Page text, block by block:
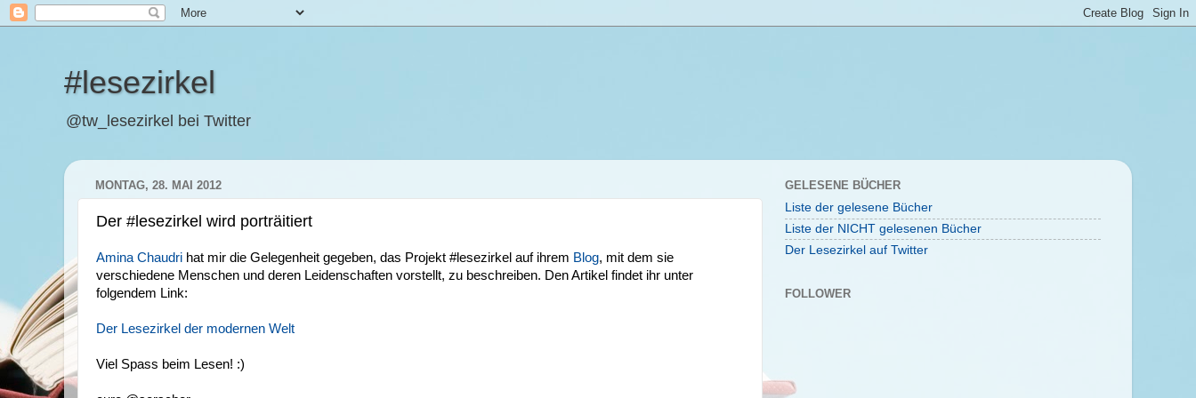
#lesezirkel
@tw_lesezirkel bei Twitter
MONTAG, 28. MAI 2012
Der #lesezirkel wird porträitiert
Amina Chaudri hat mir die Gelegenheit gegeben, das Projekt #lesezirkel auf ihrem Blog, mit dem sie
verschiedene Menschen und deren Leidenschaften vorstellt, zu beschreiben. Den Artikel findet ihr unter
folgendem Link:
Der Lesezirkel der modernen Welt
Viel Spass beim Lesen! :)
GELESENE BÜCHER
Liste der gelesene Bücher
Liste der NICHT gelesenen Bücher
Der Lesezirkel auf Twitter
FOLLOWER